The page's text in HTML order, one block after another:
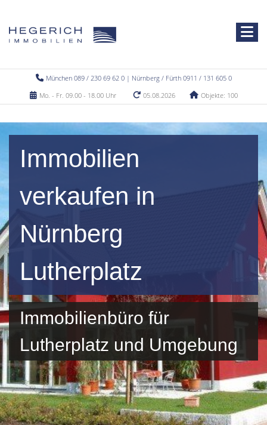
München 089 / 230 69 62 0 | Nürnberg / Fürth 0911 / 131 605 0
Mo. - Fr. 09.00 - 18.00 Uhr
05.08.2026 Objekte: 100
Immobilien
verkaufen in
Nürnberg
Lutherplatz
Immobilienbüro für
Lutherplatz und Umgebung